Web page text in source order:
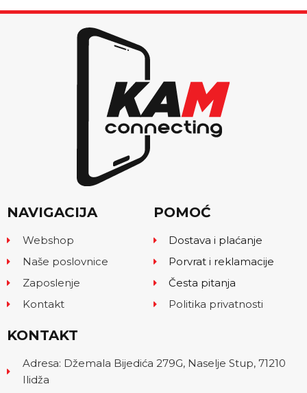
NAVIGACIJA
Webshop
Naše poslovnice
Zaposlenje
Kontakt
POMOĆ
Dostava i plaćanje
Porvrat i reklamacije
Česta pitanja
Politika privatnosti
KONTAKT
Adresa: Džemala Bijedića 279G, Naselje Stup, 71210
Ilidža